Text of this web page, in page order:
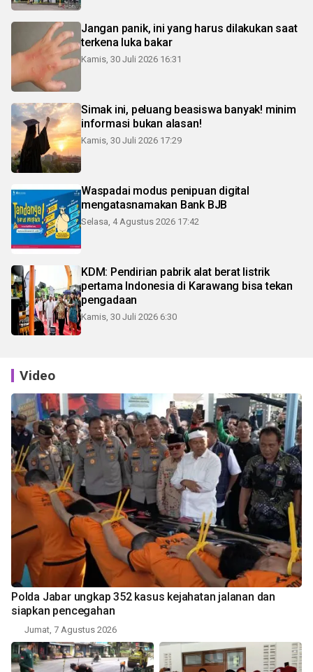
Jangan panik, ini yang harus dilakukan saat
terkena luka bakar
Kamis, 30 Juli 2026 16:31
Simak ini, peluang beasiswa banyak! minim
informasi bukan alasan!
Kamis, 30 Juli 2026 17:29
Waspadai modus penipuan digital
mengatasnamakan Bank BJB
Selasa, 4 Agustus 2026 17:42
KDM: Pendirian pabrik alat berat listrik
pertama Indonesia di Karawang bisa tekan
pengadaan
Kamis, 30 Juli 2026 6:30
Video
Polda Jabar ungkap 352 kasus kejahatan jalanan dan
siapkan pencegahan
Jumat, 7 Agustus 2026